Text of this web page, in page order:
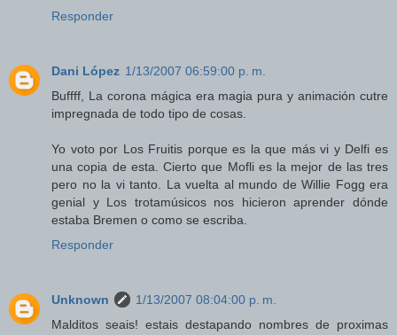
Responder
Dani López 1/13/2007 06:59:00 p. m.
Buffff, La corona mágica era magia pura y animación cutre
impregnada de todo tipo de cosas.
Yo voto por Los Fruitis porque es la que más vi y Delfi es
una copia de esta. Cierto que Mofli es la mejor de las tres
pero no la vi tanto. La vuelta al mundo de Willie Fogg era
genial y Los trotamúsicos nos hicieron aprender dónde
estaba Bremen o como se escriba.
Responder
Unknown
1/13/2007 08:04:00 p. m.
Malditos seais! estais destapando nombres de proximas